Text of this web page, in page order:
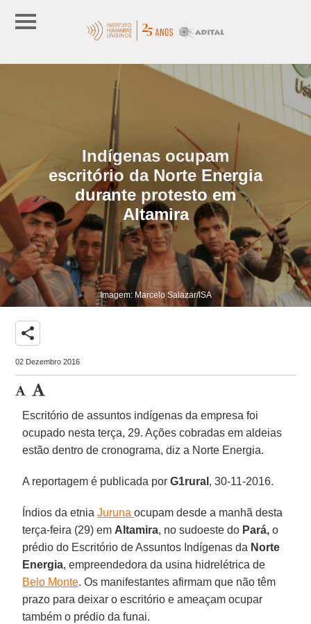
Indígenas ocupam
escritório da Norte Energia
durante protesto em
Altamira
Imagem: Marcelo Salazar/ISA
share
02 Dezembro 2016
Escritório de assuntos indígenas da empresa foi
ocupado nesta terça, 29. Ações cobradas em aldeias
estão dentro de cronograma, diz a Norte Energia.
A reportagem é publicada porG1rural , 30-11-2016.
Índios da etniaJurunaocupam desde a manhã desta
terça-feira (29) em Altamira, no sudoeste do Pará, o
prédio do Escritório de Assuntos Indígenas da Norte
Energia, empreendedora da usina hidrelétrica de
Belo Monte. Os manifestantes afirmam que não têm
prazo para deixar o escritório e ameaçam ocupar
também o prédio da funai.